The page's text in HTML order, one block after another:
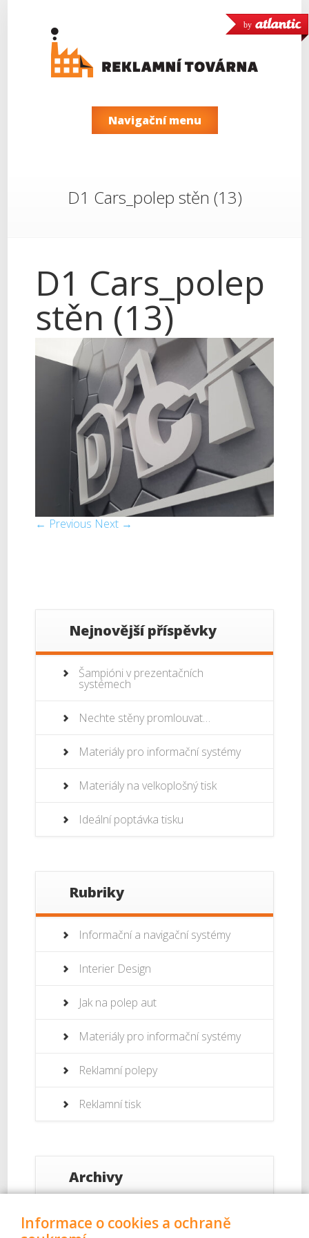
by
Navigační menu
D1 Cars_polep stěn (13)
D1 Cars_polep
stěn (13)
← Previous Next →
Nejnovější příspěvky
Šampióni v prezentačních
systémech
Nechte stěny promlouvat…
Materiály pro informační systémy
Materiály na velkoplošný tisk
Ideální poptávka tisku
Rubriky
Informační a navigační systémy
Interier Design
Jak na polep aut
Materiály pro informační systémy
Reklamní polepy
Reklamní tisk
Archivy
Září 2017
Informace o cookies a ochraně